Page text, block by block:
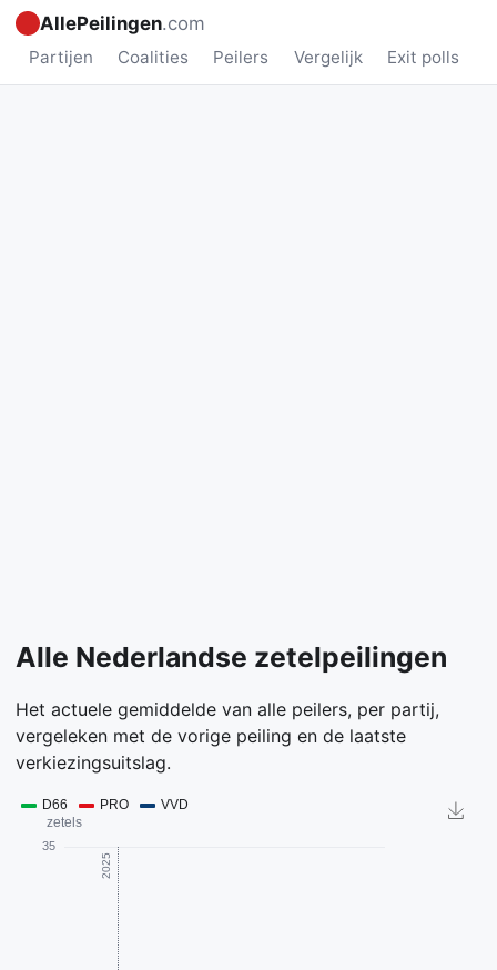
AllePeilingen.com
Partijen Coalities Peilers Vergelijk Exit polls
Alle Nederlandse zetelpeilingen
Het actuele gemiddelde van alle peilers, per partij,
vergeleken met de vorige peiling en de laatste
verkiezingsuitslag.